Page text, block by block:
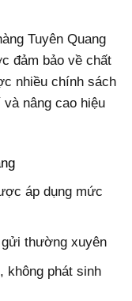
Tuyên Quang
đảm bảo về chất
nhiều chính sách
nâng cao hiệu
áp dụng mức
thường xuyên
không phát sinh